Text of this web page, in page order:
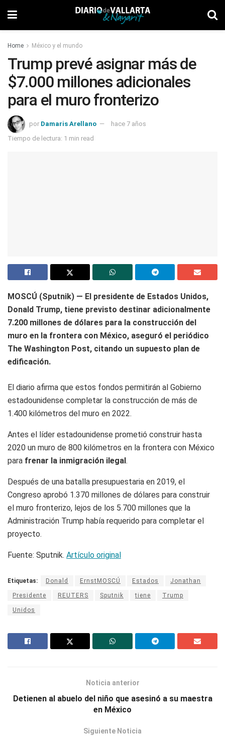
Home México y el mundo
Trump prevé asignar más de
$7.000 millones adicionales
para el muro fronterizo
por Damaris Arellano
hace 7 años
Tiempo de lectura: 1 min read
MOSCÚ (Sputnik) — El presidente de Estados Unidos,
Donald Trump, tiene previsto destinar adicionalmente
7.200 millones de dólares para la construcción del
muro en la frontera con México, aseguró el periódico
The Washington Post, citando un supuesto plan de
edificación.
El diario afirma que estos fondos permitirán al Gobierno
estadounidense completar la construcción de más de
1.400 kilómetros del muro en 2022.
Antes el líder estadounidense prometió construir hasta
2020 un muro de 800 kilómetros en la frontera con México
para frenar la inmigración ilegal.
Después de una batalla presupuestaria en 2019, el
Congreso aprobó 1.370 millones de dólares para construir
el muro fronterizo, lejos de los 5.700 millones que la
Administración Trump había requerido para completar el
proyecto.
Fuente: Sputnik. Artículo original
Etiquetas: Donald ErnstMOSCÚ Estados Jonathan
Presidente REUTERS Sputnik tiene Trump
Unidos
Noticia anterior
Detienen al abuelo del niño que asesinó a su maestra
en México
Siguiente Noticia